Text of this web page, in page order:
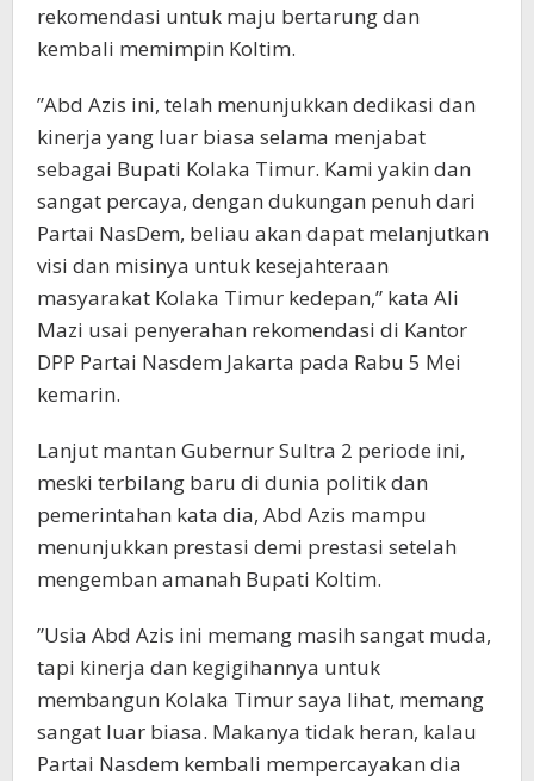
rekomendasi untuk maju bertarung dan
kembali memimpin Koltim.
”Abd Azis ini, telah menunjukkan dedikasi dan
kinerja yang luar biasa selama menjabat
sebagai Bupati Kolaka Timur. Kami yakin dan
sangat percaya, dengan dukungan penuh dari
Partai NasDem, beliau akan dapat melanjutkan
visi dan misinya untuk kesejahteraan
masyarakat Kolaka Timur kedepan,” kata Ali
Mazi usai penyerahan rekomendasi di Kantor
DPP Partai Nasdem Jakarta pada Rabu 5 Mei
kemarin.
Lanjut mantan Gubernur Sultra 2 periode ini,
meski terbilang baru di dunia politik dan
pemerintahan kata dia, Abd Azis mampu
menunjukkan prestasi demi prestasi setelah
mengemban amanah Bupati Koltim.
”Usia Abd Azis ini memang masih sangat muda,
tapi kinerja dan kegigihannya untuk
membangun Kolaka Timur saya lihat, memang
sangat luar biasa. Makanya tidak heran, kalau
Partai Nasdem kembali mempercayakan dia